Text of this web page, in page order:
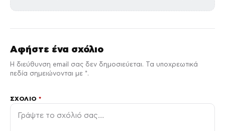
Αφήστε ένα σχόλιο
Η διεύθυνση email σας δεν δημοσιεύεται. Τα υποχρεωτικά
πεδία σημειώνονται με *.
ΣΧΌΛΙΟ*